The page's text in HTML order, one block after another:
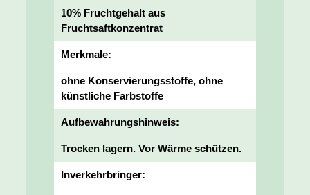
10% Fruchtgehalt aus
Fruchtsaftkonzentrat
Merkmale:
ohne Konservierungsstoffe, ohne
künstliche Farbstoffe
Aufbewahrungshinweis:
Trocken lagern. Vor Wärme schützen.
Inverkehrbringer: